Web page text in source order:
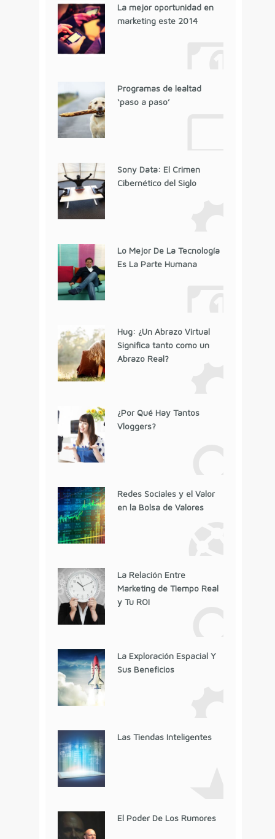
La mejor oportunidad en
marketing este 2014
Programas de lealtad
‘paso a paso’
Sony Data: El Crimen
Cibernético del Siglo
Lo Mejor De La Tecnología
Es La Parte Humana
Hug: ¿Un Abrazo Virtual
Significa tanto como un
Abrazo Real?
¿Por Qué Hay Tantos
Vloggers?
Redes Sociales y el Valor
en la Bolsa de Valores
La Relación Entre
Marketing de Tiempo Real
y Tu ROI
La Exploración Espacial Y
Sus Beneficios
Las Tiendas Inteligentes
El Poder De Los Rumores